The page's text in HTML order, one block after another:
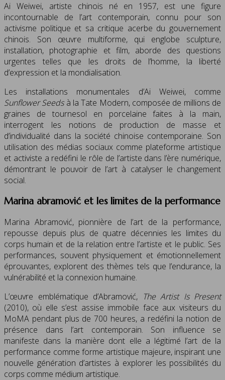
Ai Weiwei, artiste chinois né en 1957, est une figure
incontournable de l’art contemporain, connu pour son
activisme politique et sa critique acerbe du gouvernement
chinois. Son œuvre multiforme, qui englobe sculpture,
installation, photographie et film, aborde des questions
urgentes telles que les droits de l’homme, la liberté
d’expression et la mondialisation.
Les installations monumentales d’Ai Weiwei, comme
Sunflower Seedsà la Tate Modern, composée de millions de
graines de tournesol en porcelaine faites à la main,
interrogent les notions de production de masse et
d’individualité dans la société chinoise contemporaine. Son
utilisation des médias sociaux comme plateforme artistique
et activiste a redéfini le rôle de l’artiste dans l’ère numérique,
démontrant le pouvoir de l’art à catalyser le changement
social.
Marina abramović et les limites de la performance
Marina Abramović, pionnière de l’art de la performance,
repousse depuis plus de quatre décennies les limites du
corps humain et de la relation entre l’artiste et le public. Ses
performances, souvent physiquement et émotionnellement
éprouvantes, explorent des thèmes tels que l’endurance, la
vulnérabilité et la connexion humaine.
L’œuvre emblématique d’Abramović, The Artist Is Present
(2010), où elle s’est assise immobile face aux visiteurs du
MoMA pendant plus de 700 heures, a redéfini la notion de
présence dans l’art contemporain. Son influence se
manifeste dans la manière dont elle a légitimé l’art de la
performance comme forme artistique majeure, inspirant une
nouvelle génération d’artistes à explorer les possibilités du
corps comme médium artistique.